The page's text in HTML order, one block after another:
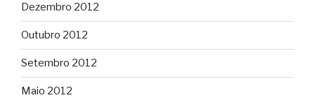
Dezembro 2012
Outubro 2012
Setembro 2012
Maio 2012